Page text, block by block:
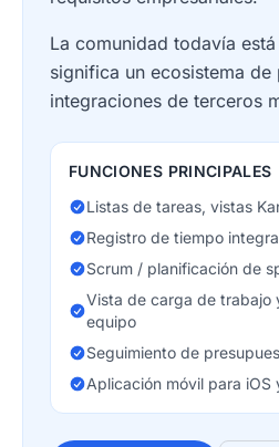
La comunidad todavía
significa un ecosistema de
integraciones de terceros
FUNCIONES PRINCIPALES
Listas de tareas, vistas
Registro de tiempo
Scrum / planificación de
Vista de carga de trabajo
equipo
Seguimiento de
Aplicación móvil para iOS